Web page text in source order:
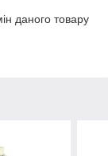
даного товару